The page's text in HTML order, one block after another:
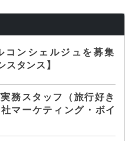
コンシェルジュを募集
スタンス】
務スタッフ（旅行好き
マーケティング・ボイ